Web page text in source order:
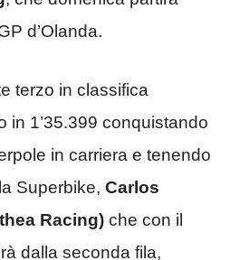
d’Olanda.
terzo in classifica
in 1’35.399 conquistando
in carriera e tenendo
Superbike, Carlos
Racing) che con il
dalla seconda fila,